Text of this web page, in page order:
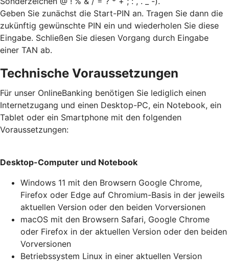
Geben Sie zunächst die Start-PIN an. Tragen Sie dann die
zukünftig gewünschte PIN ein und wiederholen Sie diese
Eingabe. Schließen Sie diesen Vorgang durch Eingabe
einer TAN ab.
Technische Voraussetzungen
Für unser OnlineBanking benötigen Sie lediglich einen
Internetzugang und einen Desktop-PC, ein Notebook, ein
Tablet oder ein Smartphone mit den folgenden
Voraussetzungen:
Desktop-Computer und Notebook
Windows 11 mit den Browsern Google Chrome,
Firefox oder Edge auf Chromium-Basis in der jeweils
aktuellen Version oder den beiden Vorversionen
macOS mit den Browsern Safari, Google Chrome
oder Firefox in der aktuellen Version oder den beiden
Vorversionen
Betriebssystem Linux in einer aktuellen Version